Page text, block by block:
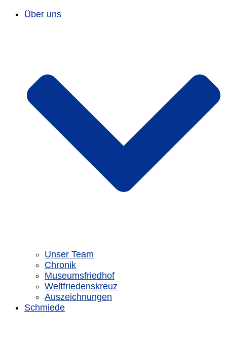
Über uns
Unser Team
Chronik
Museumsfriedhof
Weltfriedenskreuz
Auszeichnungen
Schmiede